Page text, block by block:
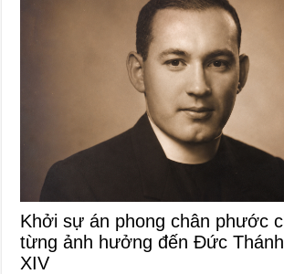
Khởi sự án phong chân phước
từng ảnh hưởng đến Đức
XIV